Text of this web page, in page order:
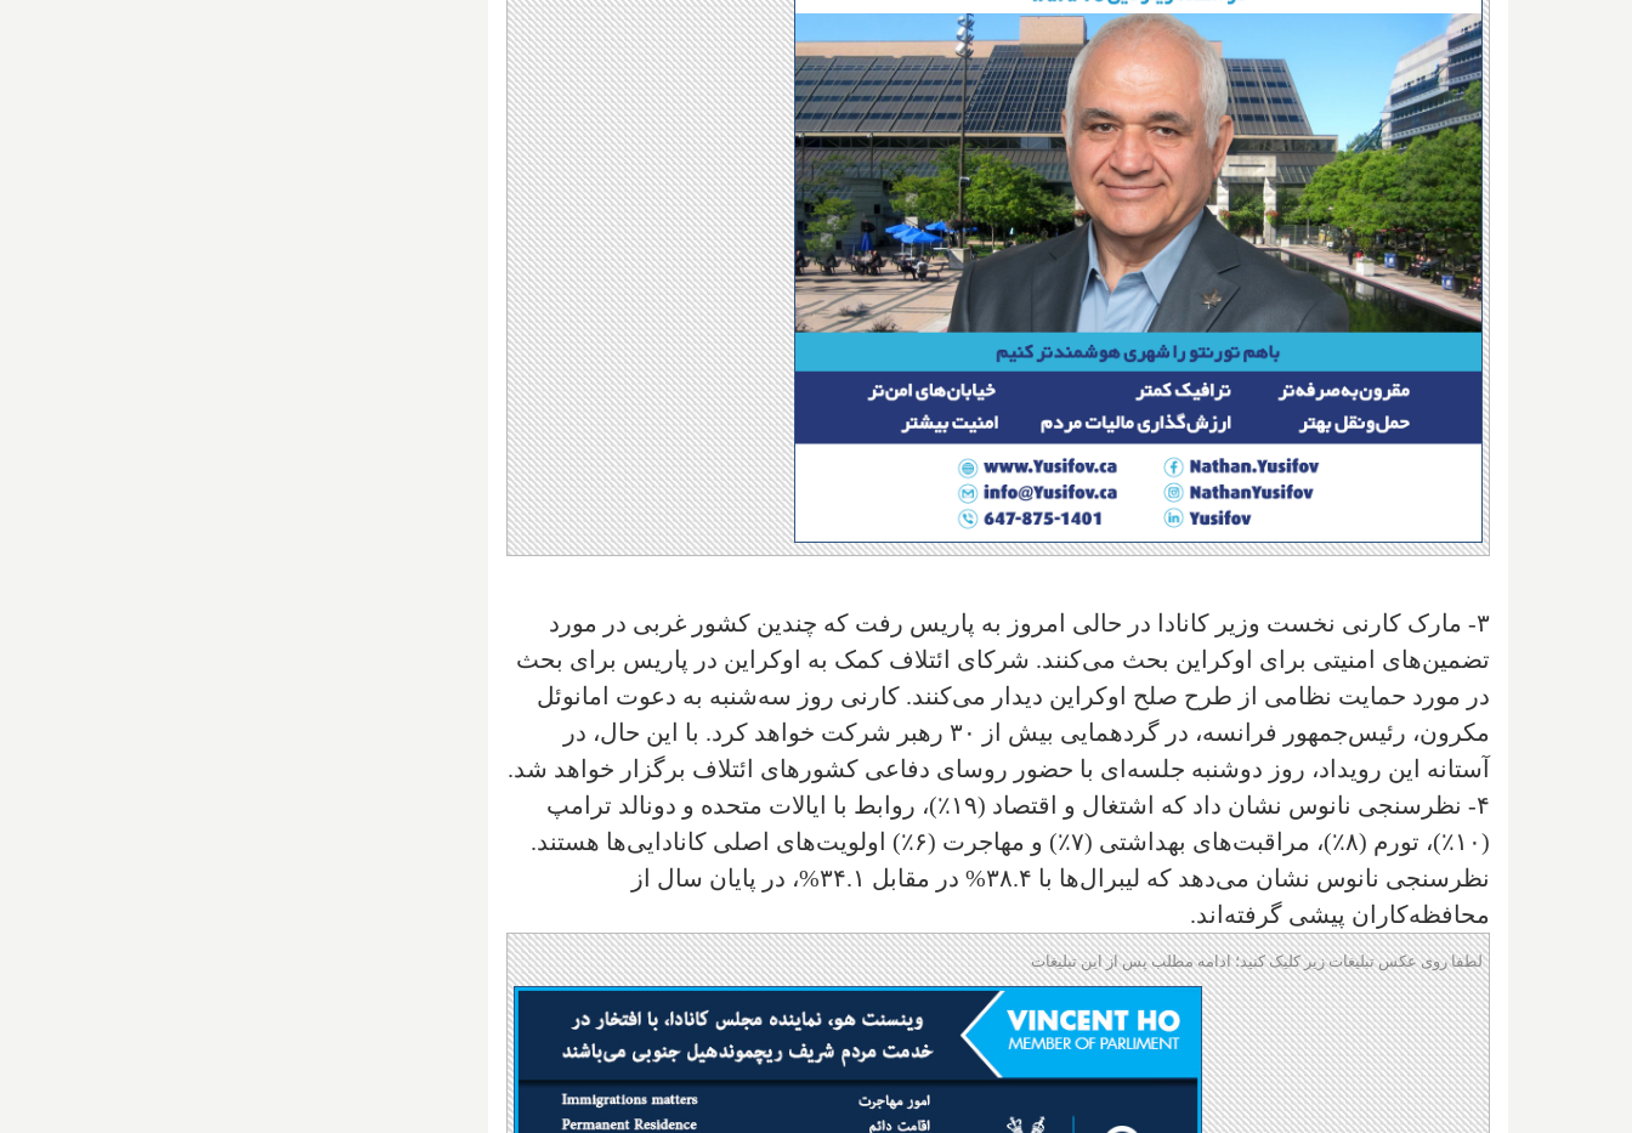
۳- مارک کارنی نخست وزیر کانادا در حالی امروز به پاریس رفت که چندین کشور غربی در مورد
تضمین‌های امنیتی برای اوکراین بحث می‌کنند. شرکای ائتلاف کمک به اوکراین در پاریس برای بحث
در مورد حمایت نظامی از طرح صلح اوکراین دیدار می‌کنند. کارنی روز سه‌شنبه به دعوت امانوئل
مکرون، رئیس‌جمهور فرانسه، در گردهمایی بیش از ۳۰ رهبر شرکت خواهد کرد. با این حال، در
آستانه این رویداد، روز دوشنبه جلسه‌ای با حضور روسای دفاعی کشورهای ائتلاف برگزار خواهد شد.
۴- نظرسنجی نانوس نشان داد که اشتغال و اقتصاد (۱۹٪)، روابط با ایالات متحده و دونالد ترامپ
(۱۰٪)، تورم (۸٪)، مراقبت‌های بهداشتی (۷٪) و مهاجرت (۶٪) اولویت‌های اصلی کانادایی‌ها هستند.
نظرسنجی نانوس نشان می‌دهد که لیبرال‌ها با ۳۸.۴% در مقابل ۳۴.۱%، در پایان سال از
محافظه‌کاران پیشی گرفته‌اند.
لطفا روی عکس تبلیغات زیر کلیک کنید؛ ادامه مطلب پس از این تبلیغات